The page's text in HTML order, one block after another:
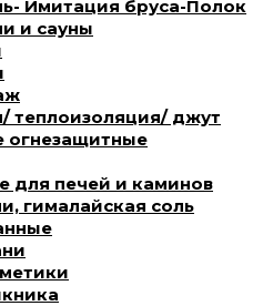
Имитация бруса-Полок
и сауны
теплоизоляция/ джут
огнезащитные
для печей и каминов
гималайская соль